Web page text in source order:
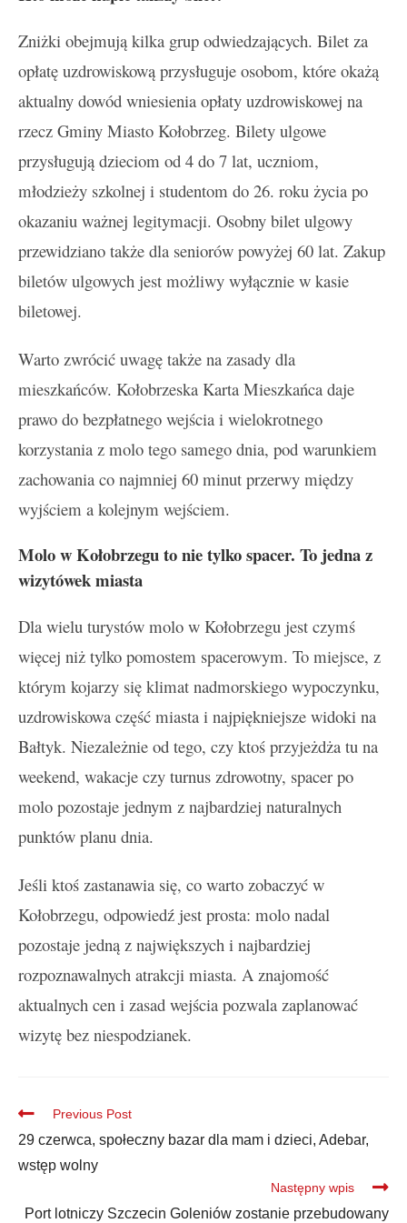
Zniżki obejmują kilka grup odwiedzających. Bilet za
opłatę uzdrowiskową przysługuje osobom, które okażą
aktualny dowód wniesienia opłaty uzdrowiskowej na
rzecz Gminy Miasto Kołobrzeg. Bilety ulgowe
przysługują dzieciom od 4 do 7 lat, uczniom,
młodzieży szkolnej i studentom do 26. roku życia po
okazaniu ważnej legitymacji. Osobny bilet ulgowy
przewidziano także dla seniorów powyżej 60 lat. Zakup
biletów ulgowych jest możliwy wyłącznie w kasie
biletowej.
Warto zwrócić uwagę także na zasady dla
mieszkańców. Kołobrzeska Karta Mieszkańca daje
prawo do bezpłatnego wejścia i wielokrotnego
korzystania z molo tego samego dnia, pod warunkiem
zachowania co najmniej 60 minut przerwy między
wyjściem a kolejnym wejściem.
Molo w Kołobrzegu to nie tylko spacer. To jedna z
wizytówek miasta
Dla wielu turystów molo w Kołobrzegu jest czymś
więcej niż tylko pomostem spacerowym. To miejsce, z
którym kojarzy się klimat nadmorskiego wypoczynku,
uzdrowiskowa część miasta i najpiękniejsze widoki na
Bałtyk. Niezależnie od tego, czy ktoś przyjeżdża tu na
weekend, wakacje czy turnus zdrowotny, spacer po
molo pozostaje jednym z najbardziej naturalnych
punktów planu dnia.
Jeśli ktoś zastanawia się, co warto zobaczyć w
Kołobrzegu, odpowiedź jest prosta: molo nadal
pozostaje jedną z największych i najbardziej
rozpoznawalnych atrakcji miasta. A znajomość
aktualnych cen i zasad wejścia pozwala zaplanować
wizytę bez niespodzianek.
Previous Post
29 czerwca, społeczny bazar dla mam i dzieci, Adebar,
wstęp wolny
Następny wpis
Port lotniczy Szczecin Goleniów zostanie przebudowany